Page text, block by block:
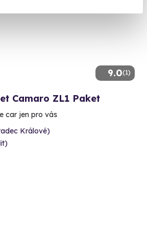
9.0(1)
Camaro ZL1 Paket
car jen pro vás
Králové)